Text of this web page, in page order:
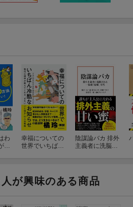
わ
、
幸福についての
世界でいちばん
陰謀論バカ 排外
主義者に洗脳さ
が興味のある商品